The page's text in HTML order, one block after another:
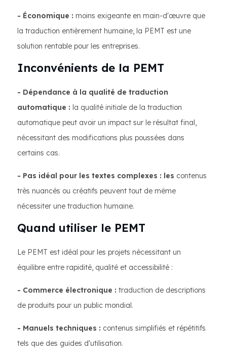
- Économique : moins exigeante en main-d'œuvre que
la traduction entièrement humaine, la PEMT est une
solution rentable pour les entreprises.
Inconvénients de la PEMT
- Dépendance à la qualité de traduction
automatique : la qualité initiale de la traduction
automatique peut avoir un impact sur le résultat final,
nécessitant des modifications plus poussées dans
certains cas.
- Pas idéal pour les textes complexes : les contenus
très nuancés ou créatifs peuvent tout de même
nécessiter une traduction humaine.
Quand utiliser le PEMT
Le PEMT est idéal pour les projets nécessitant un
équilibre entre rapidité, qualité et accessibilité :
- Commerce électronique : traduction de descriptions
de produits pour un public mondial.
- Manuels techniques : contenus simplifiés et répétitifs
tels que des guides d'utilisation.